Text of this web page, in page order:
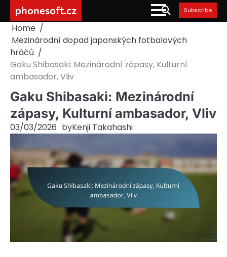
content
phonesoft.cz Subscribe
Home
Mezinárodní dopad japonských fotbalových
hráčů
Gaku Shibasaki: Mezinárodní zápasy, Kulturní
ambasador, Vliv
Gaku Shibasaki: Mezinárodní
zápasy, Kulturní ambasador, Vliv
03/03/2026 byKenji Takahashi